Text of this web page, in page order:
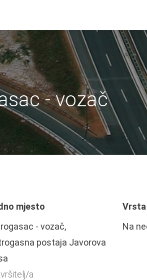
- vozač
mjesto
- vozač,
postaja Javorova
a
Vrsta
Na